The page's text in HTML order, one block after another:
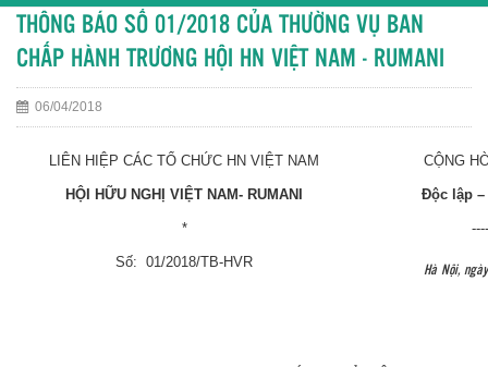
THÔNG BÁO SỐ 01/2018 CỦA THƯỜNG VỤ BAN
CHẤP HÀNH TRƯƠNG HỘI HN VIỆT NAM - RUMANI
06/04/2018
LIÊN HIỆP CÁC TỔ CHỨC HN VIỆT NAM
HỘI HỮU NGHỊ VIỆT NAM- RUMANI
*
Số: 01/2018/TB-HVR
CỘNG
Độc lập –
Hà Nội,